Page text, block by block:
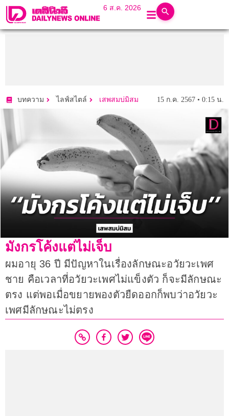
6 ส.ค. 2026
บทความ ไลฟ์สไตล์ เสพสมบ่มิสม 15 ก.ค. 2567 • 0:15 น.
มังกรโค้งแต่ไม่เจ็บ
ผมอายุ 36 ปี มีปัญหาในเรื่องลักษณะอวัยวะเพศ
ชาย คือเวลาที่อวัยวะเพศไม่แข็งตัว ก็จะมีลักษณะ
ตรง แต่พอเมื่อขยายพองตัวยืดออกก็พบว่าอวัยวะ
เพศมีลักษณะไม่ตรง